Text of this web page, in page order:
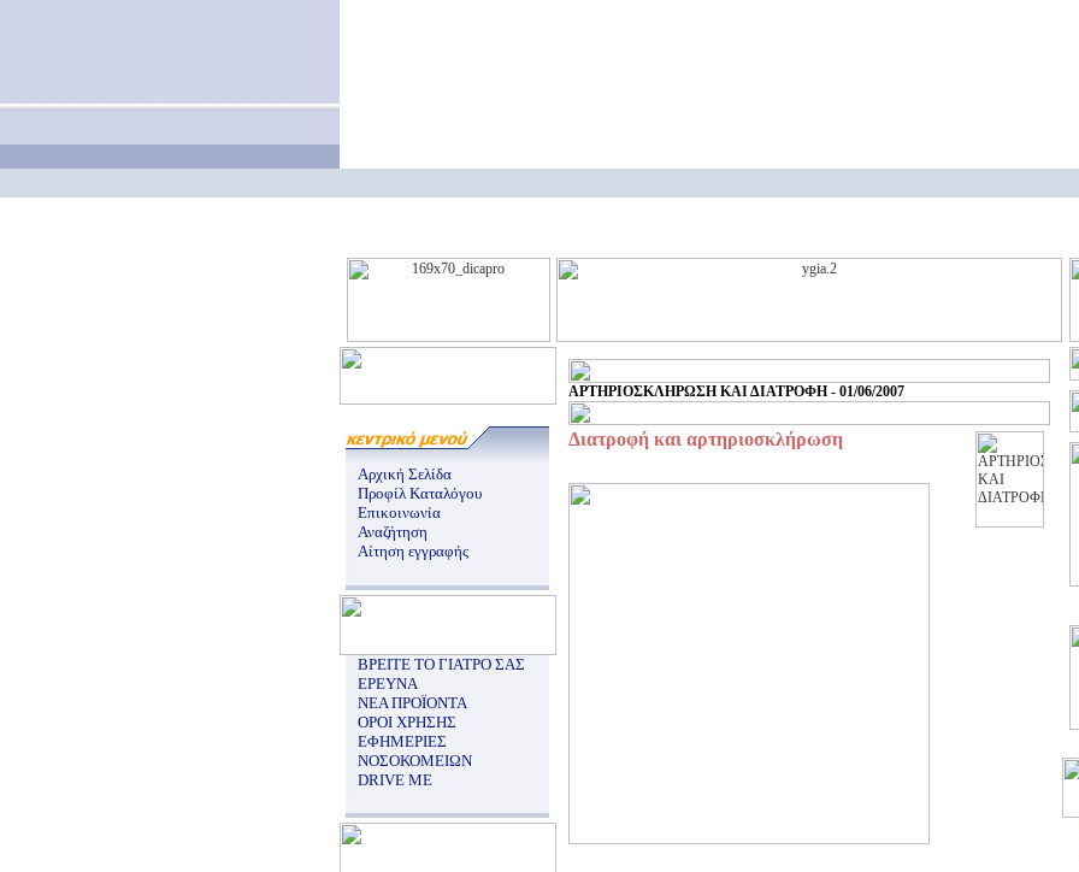
Αρχική Σελίδα
Προφίλ Καταλόγου
Επικοινωνία
Αναζήτηση
Αίτηση εγγραφής
ΒΡΕΙΤΕ ΤΟ ΓΙΑΤΡΟ ΣΑΣ
ΕΡΕΥΝΑ
ΝΕΑ ΠΡΟΪΟΝΤΑ
ΟΡΟΙ ΧΡΗΣΗΣ
ΕΦΗΜΕΡΙΕΣ
ΝΟΣΟΚΟΜΕΙΩΝ
DRIVE ME
ΑΡΤΗΡΙΟΣΚΛΗΡΩΣΗ ΚΑΙ ΔΙΑΤΡΟΦΗ - 01/06/2007
Διατροφή και αρτηριοσκλήρωση